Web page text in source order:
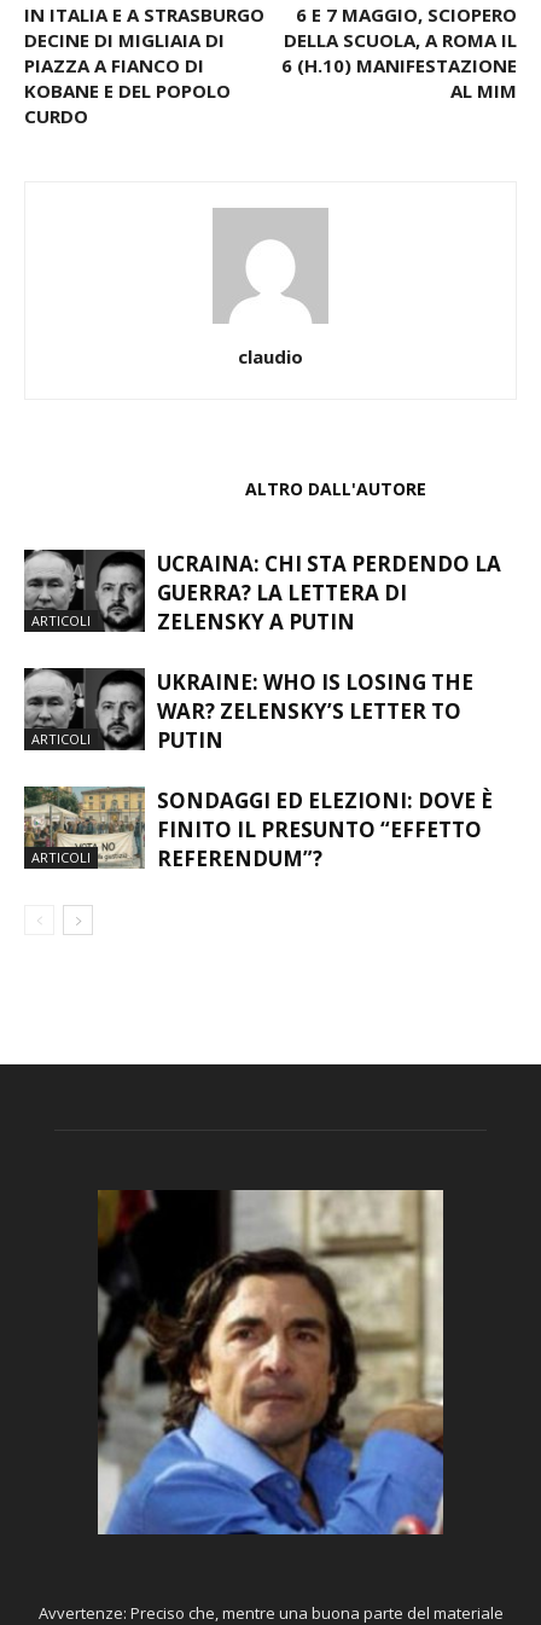
IN ITALIA E A STRASBURGO
DECINE DI MIGLIAIA DI
PIAZZA A FIANCO DI
KOBANE E DEL POPOLO
CURDO
6 E 7 MAGGIO, SCIOPERO
DELLA SCUOLA, A ROMA IL
6 (H.10) MANIFESTAZIONE
AL MIM
claudio
ALTRO DALL'AUTORE
ARTICOLI
UCRAINA: CHI STA PERDENDO LA
GUERRA? LA LETTERA DI
ZELENSKY A PUTIN
ARTICOLI
UKRAINE: WHO IS LOSING THE
WAR? ZELENSKY’S LETTER TO
PUTIN
ARTICOLI
SONDAGGI ED ELEZIONI: DOVE È
FINITO IL PRESUNTO “EFFETTO
REFERENDUM”?
Avvertenze: Preciso che, mentre una buona parte del materiale